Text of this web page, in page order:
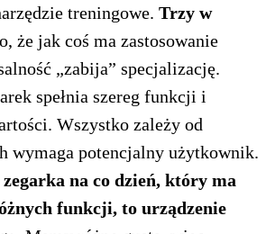
treningowe. Trzy w
że jak coś ma zastosowanie
„zabija” specjalizację.
spełnia szereg funkcji i
Wszystko zależy od
wymaga potencjalny użytkownik.
na co dzień, który ma
funkcji, to urządzenie